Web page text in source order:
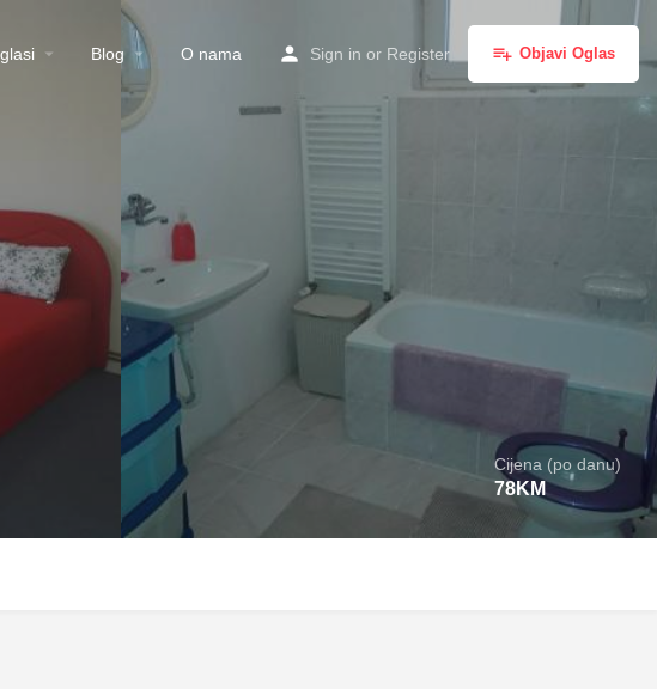
Blog O nama Sign in or Register Objavi Oglas
Cijena (po danu)
78KM